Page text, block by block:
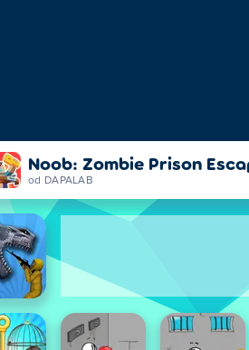
Noob: Zombie Prison
od DAPALAB